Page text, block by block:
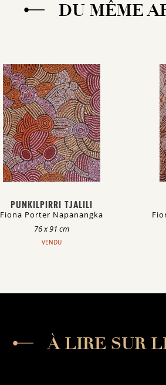
DU MÊME
PUNKILPIRRI TJALILI
Fiona Porter Napanangka
76 x 91 cm
VENDU
À LIRE SUR